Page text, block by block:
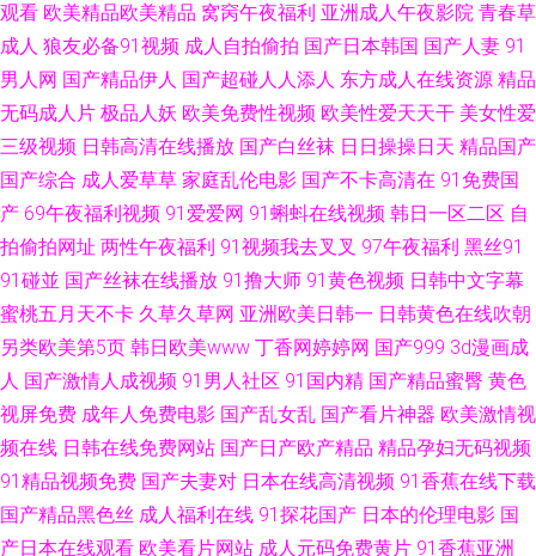
久机热6 成年人性情视频 久久福利视频导航大全 国产精品自拍在线 成人在线
播放 久久92 俺去也综合亚洲 人人操AV在线 日本中文不卡 青青草人人 国产
成人精品一区在线 成人91破解版 97精品在线 亚洲av人人网 久草福利资源在
线观看 爆操精品色淫人妻 一本道综合色色 91蜜挑 撸撸撸超碰 精品九九国产
欧美日韩国婷 欧美精品第一页 欧美午夜剧场 91学生妹自慰 wwq欧美com 碰
碰成人電影 超碰国产精品按摩不卡 91久久天堂 超碰人人人人 干欧美美眉 成
人仓库 国产日韩欧美中出 国产福利一区二区三区 爱爱五月天 色婷婷综合网
入的小视频 久久久久 操操视频 av人人爽 中文字幕欧美日韩 人人搞天天射 欧
观看 欧美精品欧美精品 窝窉午夜福利 亚洲成人午夜影院 青春草
成人 狼友必备91视频 成人自拍偷拍 国产日本韩国 国产人妻 91
男人网 国产精品伊人 国产超碰人人添人 东方成人在线资源 精品
无码成人片 极品人妖 欧美免费性视频 欧美性爱天天干 美女性爱
三级视频 日韩高清在线播放 国产白丝袜 日日操操日天 精品国产
国产综合 成人爱草草 家庭乱伦电影 国产不卡高清在 91免费国
产 69午夜福利视频 91爱爱网 91蝌蚪在线视频 韩日一区二区 自
拍偷拍网址 两性午夜福利 91视频我去叉叉 97午夜福利 黑丝91
91碰並 国产丝袜在线播放 91撸大师 91黄色视频 日韩中文字幕
蜜桃五月天不卡 久草久草网 亚洲欧美日韩一 日韩黄色在线吹朝
另类欧美第5页 韩日欧美www 丁香网婷婷网 国产999 3d漫画成
人 国产激情人成视频 91男人社区 91国内精 国产精品蜜臀 黄色
视屏免费 成年人免费电影 国产乱女乱 国产看片神器 欧美激情视
频在线 日韩在线免费网站 国产日产欧产精品 精品孕妇无码视频
91精品视频免费 国产夫妻对 日本在线高清视频 91香蕉在线下载
国产精品黑色丝 成人福利在线 91探花国产 日本的伦理电影 国
产日本在线观看 欧美看片网站 成人元码免费黄片 91香蕉亚洲